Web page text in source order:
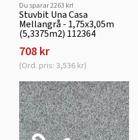
Du sparar 2263 kr!
Stuvbit Una Casa
Mellangrå - 1,75x3,05m
(5,3375m2) 112364
708 kr
(Ord. pris: 3,536 kr)